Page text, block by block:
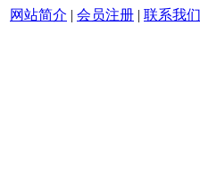
网站简介 | 会员注册 | 联系我们